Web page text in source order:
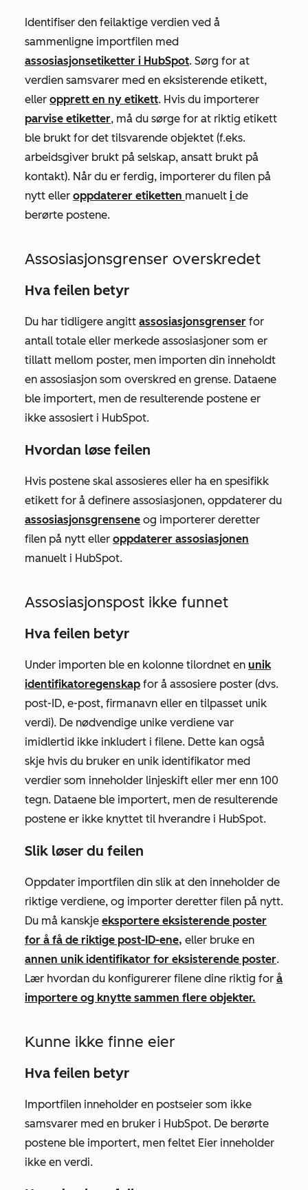
Identifiser den feilaktige verdien ved å
sammenligne importfilen med
assosiasjonsetiketter i HubSpot. Sørg for at
verdien samsvarer med en eksisterende etikett,
eller opprett en ny etikett. Hvis du importerer
parvise etiketter, må du sørge for at riktig etikett
ble brukt for det tilsvarende objektet (f.eks.
arbeidsgiver brukt på selskap, ansatt brukt på
kontakt). Når du er ferdig, importerer du filen på
nytt eller oppdaterer etiketten manuelt i de
berørte postene.
Assosiasjonsgrenser overskredet
Hva feilen betyr
Du har tidligere angitt assosiasjonsgrenser for
antall totale eller merkede assosiasjoner som er
tillatt mellom poster, men importen din inneholdt
en assosiasjon som overskred en grense. Dataene
ble importert, men de resulterende postene er
ikke assosiert i HubSpot.
Hvordan løse feilen
Hvis postene skal assosieres eller ha en spesifikk
etikett for å definere assosiasjonen, oppdaterer du
assosiasjonsgrensene og importerer deretter
filen på nytt eller oppdaterer assosiasjonen
manuelt i HubSpot.
Assosiasjonspost ikke funnet
Hva feilen betyr
Under importen ble en kolonne tilordnet en unik
identifikatoregenskap for å assosiere poster (dvs.
post-ID, e-post, firmanavn eller en tilpasset unik
verdi). De nødvendige unike verdiene var
imidlertid ikke inkludert i filene. Dette kan også
skje hvis du bruker en unik identifikator med
verdier som inneholder linjeskift eller mer enn 100
tegn. Dataene ble importert, men de resulterende
postene er ikke knyttet til hverandre i HubSpot.
Slik løser du feilen
Oppdater importfilen din slik at den inneholder de
riktige verdiene, og importer deretter filen på nytt.
Du må kanskje eksportere eksisterende poster
for å få de riktige post-ID-ene, eller bruke en
annen unik identifikator for eksisterende poster.
Lær hvordan du konfigurerer filene dine riktig for å
importere og knytte sammen flere objekter.
Kunne ikke finne eier
Hva feilen betyr
Importfilen inneholder en postseier som ikke
samsvarer med en bruker i HubSpot. De berørte
postene ble importert, men feltet Eier inneholder
ikke en verdi.